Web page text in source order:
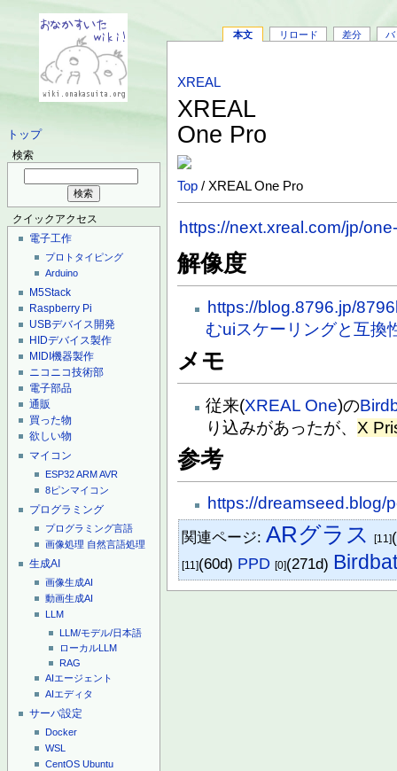
トップ
検索
クイックアクセス
電子工作
プロトタイピング
Arduino
M5Stack
Raspberry Pi
USBデバイス開発
HIDデバイス製作
MIDI機器製作
ニコニコ技術部
電子部品
通販
買った物
欲しい物
マイコン
ESP32ARMAVR
8ピンマイコン
プログラミング
プログラミング言語
画像処理 自然言語処理
生成AI
画像生成AI
動画生成AI
LLM
LLM/モデル/日本語
ローカルLLM
RAG
AIエージェント
AIエディタ
サーバ設定
Docker
WSL
CentOS Ubuntu
本文 リロード 差分 バ
XREAL
XREAL
One Pro
Top / XREAL One Pro
https://next.xreal.com/jp/
解像度
https://blog.8796.jp/
むuiスケーリングと互換
メモ
従来(XREAL One)の
り込みがあったが、 X
参考
https://dreamseed.blog/
関連ページ:ARグラス [11]
[11](60d) PPD [0](271d)